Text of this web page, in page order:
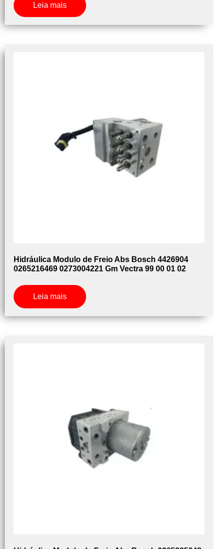
Leia mais
Hidráulica Modulo de Freio Abs Bosch 4426904
0265216469 0273004221 Gm Vectra 99 00 01 02
Leia mais